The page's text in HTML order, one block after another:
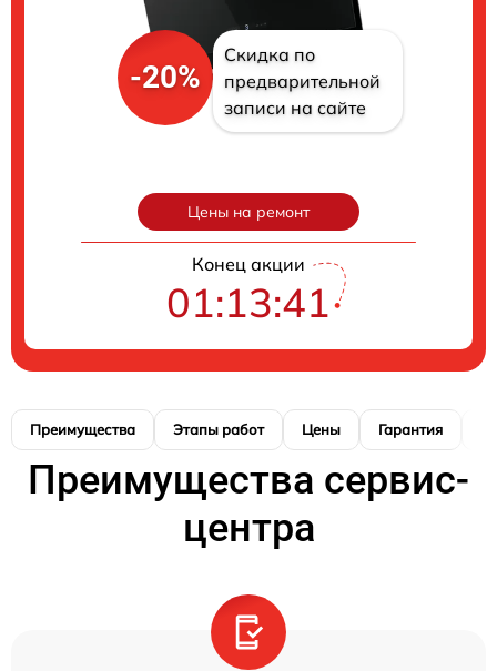
-20%
Скидка по
предварительной
записи на сайте
Цены на ремонт
Конец акции
01:13:40
Преимущества Этапы работ Цены Гарантия
Преимущества сервис-
центра